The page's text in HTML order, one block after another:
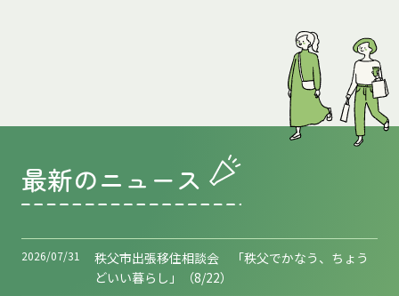
最新のニュース
2026/07/31
秩父市出張移住相談会 「秩父でかなう、ちょう
どいい暮らし」（8/22）